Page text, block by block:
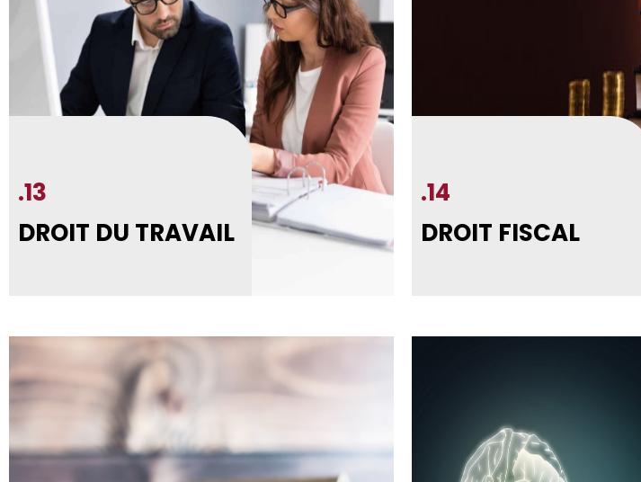
.13
DROIT DU TRAVAIL
.14
DROIT FISCAL